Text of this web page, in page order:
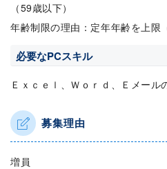
（59歳以下）
年齢制限の理由：定年年齢を上限
必要なPCスキル
Ｅｘｃｅｌ、Ｗｏｒｄ、Ｅメール
募集理由
増員